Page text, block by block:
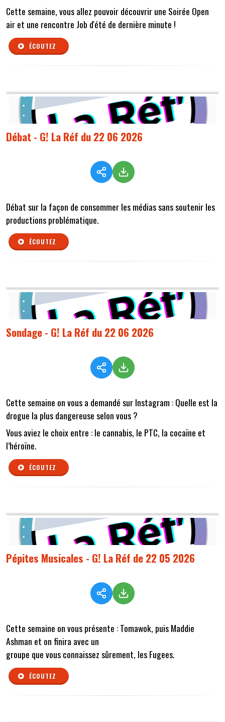
Cette semaine, vous allez pouvoir découvrir une Soirée Open
air et une rencontre Job d'été de dernière minute !
ÉCOUTEZ
Débat - G! La Réf du 22 06 2026
Débat sur la façon de consommer les médias sans soutenir les
productions problématique.
ÉCOUTEZ
Sondage - G! La Réf du 22 06 2026
Cette semaine on vous a demandé sur Instagram : Quelle est la
drogue la plus dangereuse selon vous ?
Vous aviez le choix entre : le cannabis, le PTC, la cocaïne et
l’héroïne.
ÉCOUTEZ
Pépites Musicales - G! La Réf de 22 05 2026
Cette semaine on vous présente : Tomawok, puis Maddie
Ashman et on finira avec un
groupe que vous connaissez sûrement, les Fugees.
ÉCOUTEZ